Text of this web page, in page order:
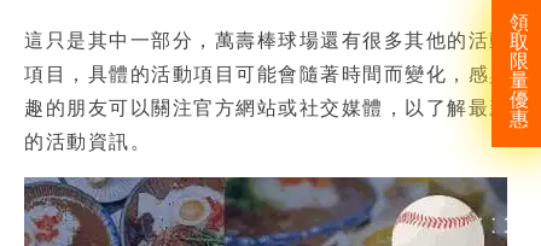
領
取
限
量
優
惠
這只是其中一部分，萬壽棒球場還有很多其他的活動
項目，具體的活動項目可能會隨著時間而變化，感興
趣的朋友可以關注官方網站或社交媒體，以了解最新
的活動資訊。